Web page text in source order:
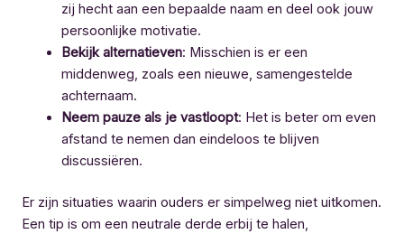
zij hecht aan een bepaalde naam en deel ook jouw
persoonlijke motivatie.
Bekijk alternatieven: Misschien is er een
middenweg, zoals een nieuwe, samengestelde
achternaam.
Neem pauze als je vastloopt: Het is beter om even
afstand te nemen dan eindeloos te blijven
discussiëren.
Er zijn situaties waarin ouders er simpelweg niet uitkomen.
Een tip is om een neutrale derde erbij te halen,